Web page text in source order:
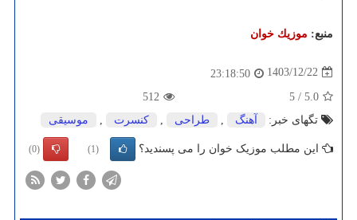
منبع: موزیك خوان
1403/12/22
23:18:50
5.0
/
5
512
تگهای خبر:
آهنگ طراحی كنسرت موسیقی
این مطلب موزیک خوان را می پسندید؟ (1)
(0)